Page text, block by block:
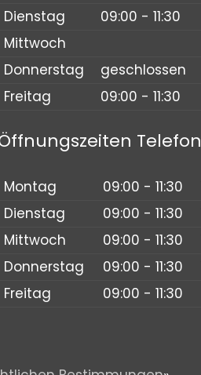
Dienstag
09:00 - 11:30
Mittwoch
Donnerstag
geschlossen
Freitag
09:00 - 11:30
Telefon
Montag 09:00 - 11:30
Dienstag
09:00 - 11:30
Mittwoch
09:00 - 11:30
Donnerstag
09:00 - 11:30
Freitag
09:00 - 11:30